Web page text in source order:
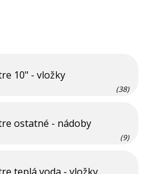
10" - vložky
(38)
ostatné - nádoby
(9)